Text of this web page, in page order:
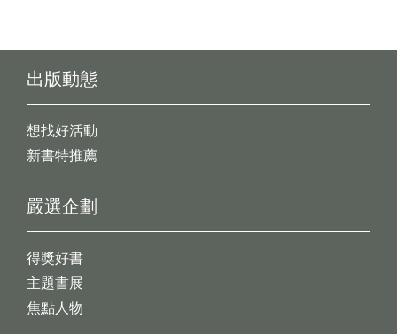
出版動態
想找好活動
新書特推薦
嚴選企劃
得獎好書
主題書展
焦點人物